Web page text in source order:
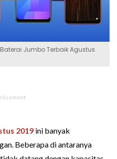
Jumbo Terbaik Agustus
2019 ini banyak
Beberapa di antaranya